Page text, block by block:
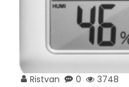
Ristvan 0 3748